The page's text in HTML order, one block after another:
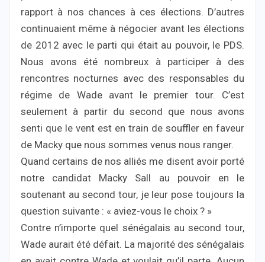
rapport à nos chances à ces élections. D’autres
continuaient même à négocier avant les élections
de 2012 avec le parti qui était au pouvoir, le PDS.
Nous avons été nombreux à participer à des
rencontres nocturnes avec des responsables du
régime de Wade avant le premier tour. C’est
seulement à partir du second que nous avons
senti que le vent est en train de souffler en faveur
de Macky que nous sommes venus nous ranger.
Quand certains de nos alliés me disent avoir porté
notre candidat Macky Sall au pouvoir en le
soutenant au second tour, je leur pose toujours la
question suivante : « aviez-vous le choix ? »
Contre n’importe quel sénégalais au second tour,
Wade aurait été défait. La majorité des sénégalais